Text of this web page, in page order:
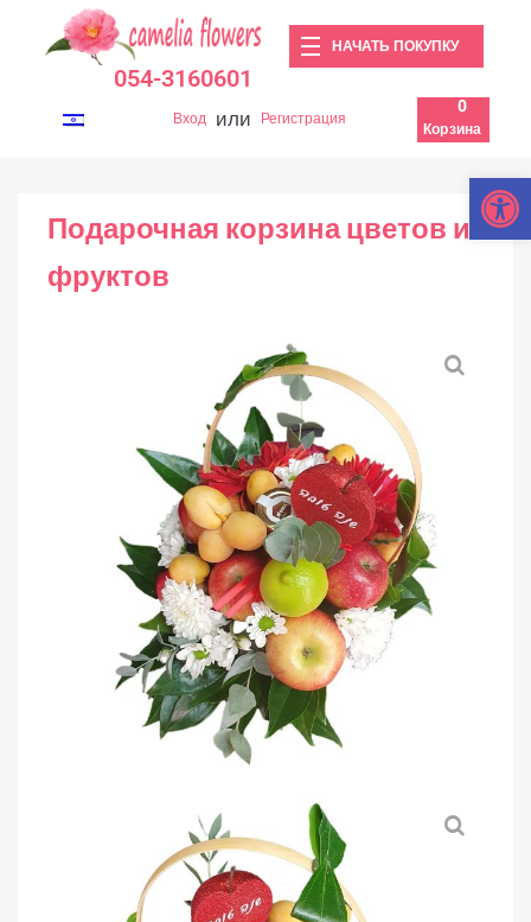
054-3160601
НАЧАТЬ ПОКУПКУ
Вход или Регистрация Корзина
0
Подарочная корзина цветов и
фруктов